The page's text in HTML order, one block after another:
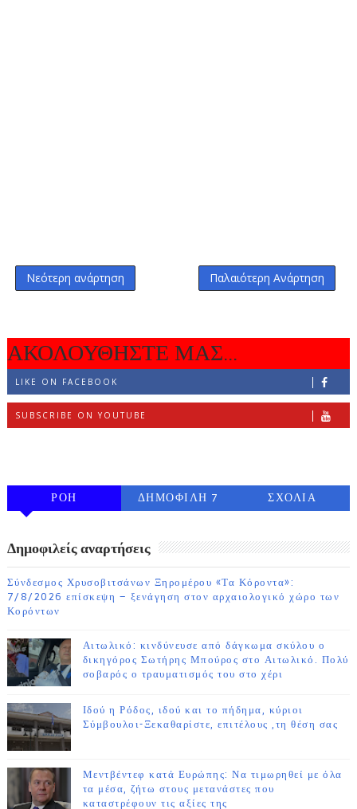
Νεότερη ανάρτηση Παλαιότερη Ανάρτηση
ΑΚΟΛΟΥΘΗΣΤΕ ΜΑΣ...
LIKE ON FACEBOOK
SUBSCRIBE ON YOUTUBE
ΡΟΗ
ΔΗΜΟΦΙΛΗ 7
ΣΧΟΛΙΑ
Δημοφιλείς αναρτήσεις
Σύνδεσμος Χρυσοβιτσάνων Ξηρομέρου «Τα Κόροντα»:
7/8/2026 επίσκεψη – ξενάγηση στον αρχαιολογικό χώρο των
Κορόντων
Αιτωλικό: κινδύνευσε από δάγκωμα σκύλου ο
δικηγόρος Σωτήρης Μπούρος στο Αιτωλικό. Πολύ
σοβαρός ο τραυματισμός του στο χέρι
Ιδού η Ρόδος, ιδού και το πήδημα, κύριοι
Σύμβουλοι-Ξεκαθαρίστε, επιτέλους ,τη θέση σας
Μεντβέντεφ κατά Ευρώπης: Να τιμωρηθεί με όλα
τα μέσα, ζήτω στους μετανάστες που
καταστρέφουν τις αξίες της